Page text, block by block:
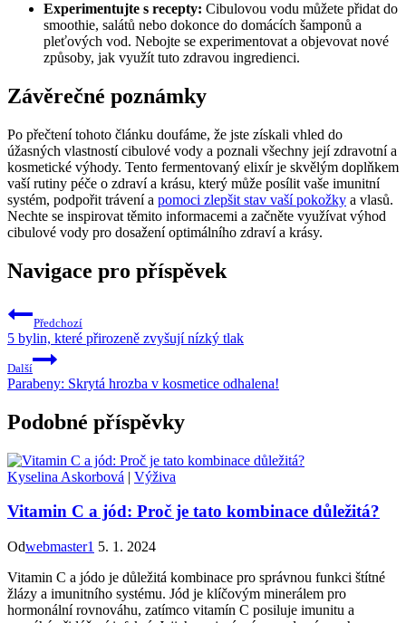
Experimentujte s recepty: Cibulovou vodu můžete přidat do
smoothie, salátů nebo dokonce do domácích šamponů a
pleťových vod. Nebojte se experimentovat a objevovat nové
způsoby, jak využít tuto zdravou ingredienci.
Závěrečné poznámky
Po přečtení tohoto článku doufáme, že jste získali vhled do
úžasných vlastností cibulové vody a poznali všechny její zdravotní a
kosmetické výhody. Tento fermentovaný elixír je skvělým doplňkem
vaší rutiny péče o zdraví a krásu, který může posílit vaše imunitní
systém, podpořit trávení a pomoci zlepšit stav vaší pokožky a vlasů.
Nechte se inspirovat těmito informacemi a začněte využívat výhod
cibulové vody pro dosažení optimálního zdraví a krásy.
Navigace pro příspěvek
Předchozí
5 bylin, které přirozeně zvyšují nízký tlak
Další
Parabeny: Skrytá hrozba v kosmetice odhalena!
Podobné příspěvky
Kyselina Askorbová | Výživa
Vitamin C a jód: Proč je tato kombinace důležitá?
Odwebmaster1 5. 1. 2024
Vitamin C a jódo je důležitá kombinace pro správnou funkci štítné
žlázy a imunitního systému. Jód je klíčovým minerálem pro
hormonální rovnováhu, zatímco vitamín C posiluje imunitu a